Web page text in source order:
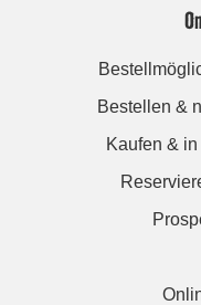
Bestellen &
Kaufen &